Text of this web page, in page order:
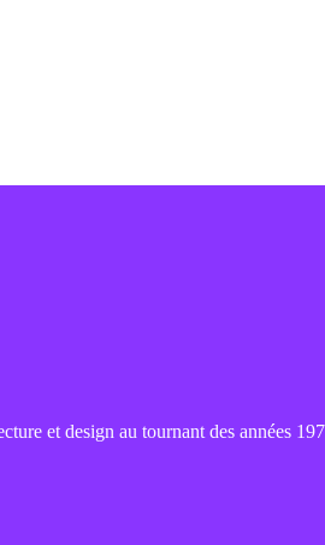
et design au tournant des années